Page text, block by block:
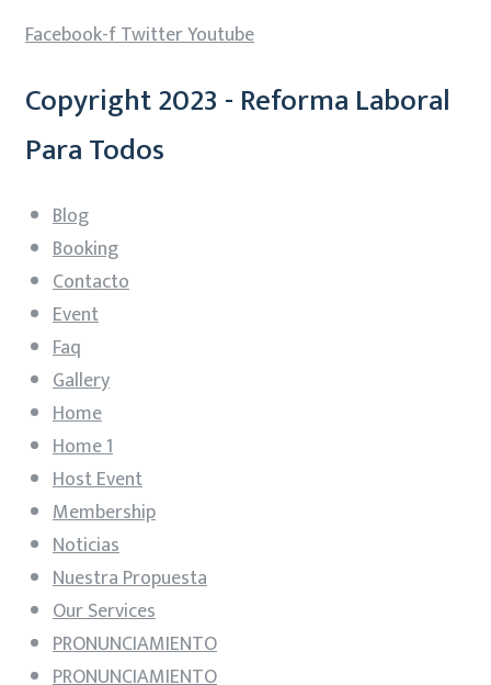
Facebook-fTwitterYoutube
Copyright 2023 - Reforma Laboral
Para Todos
Blog
Booking
Contacto
Event
Faq
Gallery
Home
Home 1
Host Event
Membership
Noticias
Nuestra Propuesta
Our Services
PRONUNCIAMIENTO
PRONUNCIAMIENTO